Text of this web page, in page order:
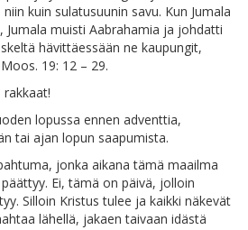
kuin sulatusuunin savu. Kun Jumala
Jumala muisti Aabrahamia ja johdatti
hävittäessään ne kaupungit,
19: 12 – 29.
rakkaat!
lopussa ennen adventtia,
tai ajan lopun saapumista.
jonka aikana tämä maailma
Ei, tämä on päivä, jolloin
Silloin Kristus tulee ja kaikki näkevät
lähellä, jakaen taivaan idästä